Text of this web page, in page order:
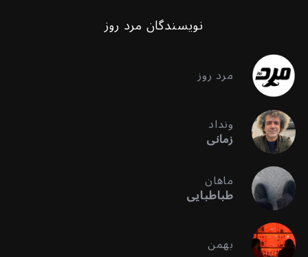
نویسندگان مرد روز
مرد روز
ونداد
زمانی
ماهان
طباطبایی
بهمن